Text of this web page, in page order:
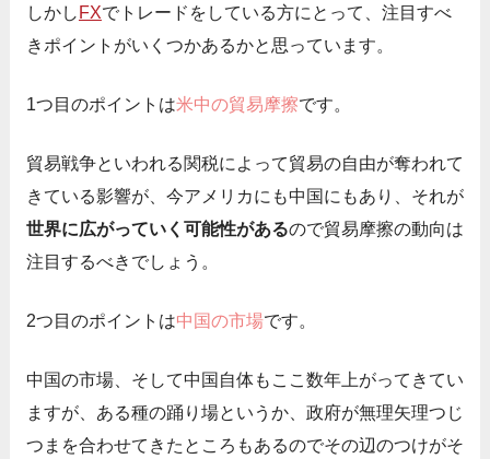
しかし FXでトレードをしている方にとって、注目すべ
きポイントがいくつかあるかと思っています。
1つ目のポイントは米中の貿易摩擦です。
貿易戦争といわれる関税によって貿易の自由が奪われて
きている影響が、今アメリカにも中国にもあり、それが
世界に広がっていく可能性があるので貿易摩擦の動向は
注目するべきでしょう。
2つ目のポイントは中国の市場です。
中国の市場、そして中国自体もここ数年上がってきてい
ますが、ある種の踊り場というか、政府が無理矢理つじ
つまを合わせてきたところもあるのでその辺のつけがそ